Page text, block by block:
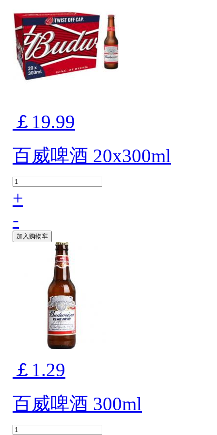
￡19.99
百威啤酒 20x300ml
+
-
加入购物车
￡1.29
百威啤酒 300ml